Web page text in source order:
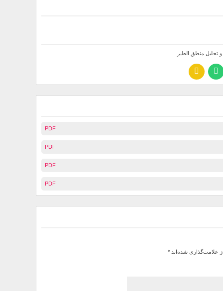
و تحلیل منطق الطیر
PDF
PDF
PDF
PDF
علامت‌گذاری شده‌اند *